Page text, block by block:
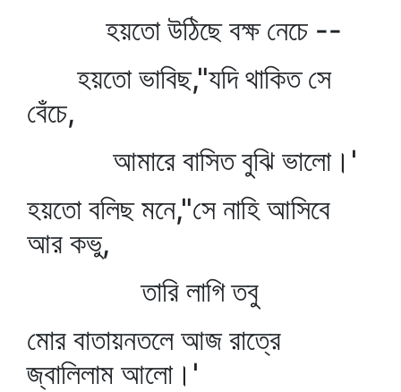
হয়তো উঠিছে বক্ষ নেচে --
হয়তো ভাবিছ,"যদি থাকিত সে
বেঁচে,
আমারে বাসিত বুঝি ভালো।'
হয়তো বলিছ মনে,"সে নাহি আসিবে
আর কভু,
তারি লাগি তবু
মোর বাতায়নতলে আজ রাত্রে
জ্বালিলাম আলো।'